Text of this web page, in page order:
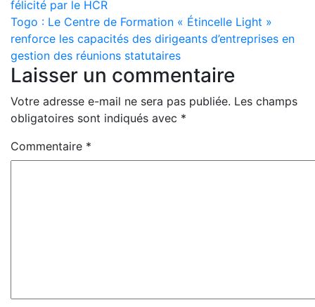
de
l’article
félicité par le HCR
Togo : Le Centre de Formation « Étincelle Light »
renforce les capacités des dirigeants d’entreprises en
gestion des réunions statutaires
Laisser un commentaire
Votre adresse e-mail ne sera pas publiée. Les champs
obligatoires sont indiqués avec *
Commentaire *